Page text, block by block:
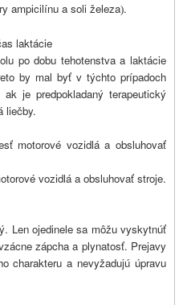
ampicilínu a soli železa).
laktácie
po dobu tehotenstva a laktácie
by mal byť v týchto prípadoch
je predpokladaný terapeutický
liečby.
motorové vozidlá a obsluhovať
vozidlá a obsluhovať stroje.
Len ojedinele sa môžu vyskytnúť
zápcha a plynatosť. Prejavy
charakteru a nevyžadujú úpravu